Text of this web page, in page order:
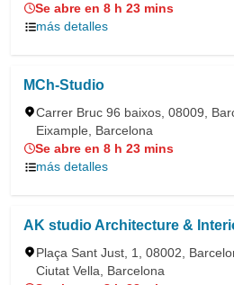
Se abre en 8 h 23 mins
más detalles
MCh-Studio
Carrer Bruc 96 baixos, 08009,
Eixample, Barcelona
Se abre en 8 h 23 mins
más detalles
AK studio Architecture &
Plaça Sant Just, 1, 08002,
Ciutat Vella, Barcelona